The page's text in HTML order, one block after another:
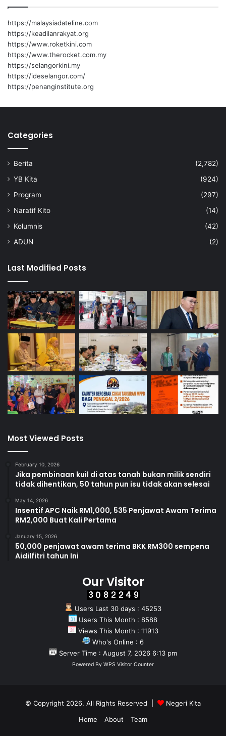
https://malaysiadateline.com
https://keadilanrakyat.org
https://www.roketkini.com
https://www.therocket.com.my
https://selangorkini.my
https://ideselangor.com/
https://penanginstitute.org
Categories
Berita
(2,782)
YB Kita
(924)
Program
(297)
Naratif Kito
(14)
Kolumnis
(42)
ADUN
(2)
Last Modified Posts
Most Viewed Posts
February 10, 2026
Jika pembinaan kuil di atas tanah bukan milik sendiri
tidak dihentikan, 50 tahun pun isu tidak akan selesai
May 14, 2026
Insentif APC Naik RM1,000, 535 Penjawat Awam Terima
RM2,000 Buat Kali Pertama
January 15, 2026
50,000 penjawat awam terima BKK RM300 sempena
Aidilfitri tahun Ini
Our Visitor
Users Last 30 days : 45253
Users This Month : 8588
Views This Month : 11913
Who's Online : 6
Server Time : August 7, 2026 6:13 pm
Powered By WPS Visitor Counter
© Copyright 2026, All Rights Reserved |
Negeri Kita
Home
About Team